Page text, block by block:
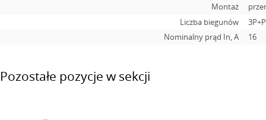
Montaż
Liczba biegunów
Nominalny prąd In, А
16
Pozostałe pozycje w sekcji